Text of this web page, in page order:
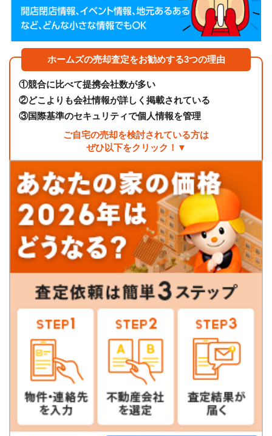
ホームズの売却査定をお勧めする3つの理由
①競合に比べて提携会社数が多い
②どこよりも会社情報が詳しく掲載されている
③国際基準のセキュリティで個人情報を管理
ご自宅の売却を検討されている方は
ぜひ以下をクリック！▼